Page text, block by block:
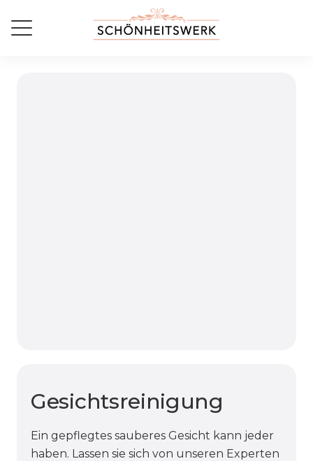
Gesichtsreinigung
Ein gepflegtes sauberes Gesicht kann jeder
haben. Lassen sie sich von unseren Experten